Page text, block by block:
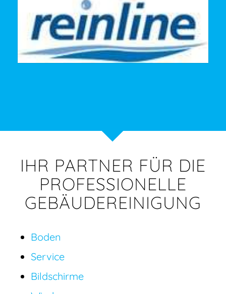
IHR PARTNER FÜR DIE
PROFESSIONELLE
GEBÄUDEREINIGUNG
Boden
Service
Bildschirme